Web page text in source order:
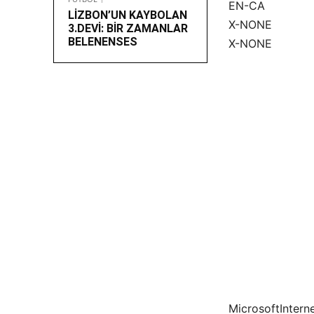
LİZBON’UN KAYBOLAN
3.DEVİ: BİR ZAMANLAR
BELENENSES
EN-CA
X-NONE
X-NONE